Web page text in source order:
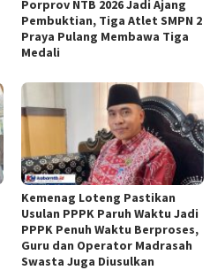
Porprov NTB 2026 Jadi Ajang
Pembuktian, Tiga Atlet SMPN 2
Praya Pulang Membawa Tiga
Medali
Kemenag Loteng Pastikan
Usulan PPPK Paruh Waktu Jadi
PPPK Penuh Waktu Berproses,
Guru dan Operator Madrasah
Swasta Juga Diusulkan